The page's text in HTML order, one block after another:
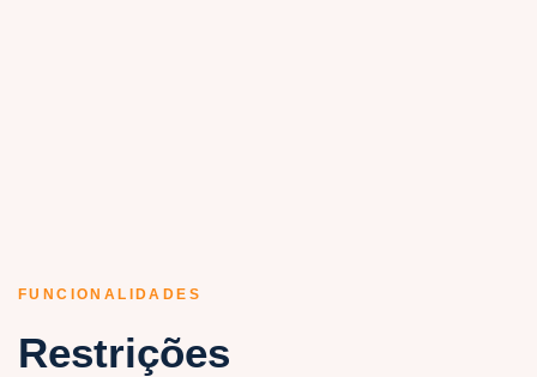
FUNCIONALIDADES
Restrições